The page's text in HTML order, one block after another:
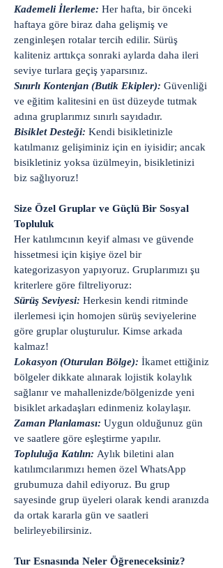
Kademeli İlerleme: Her hafta, bir önceki
haftaya göre biraz daha gelişmiş ve
zenginleşen rotalar tercih edilir. Sürüş
kaliteniz arttıkça sonraki aylarda daha ileri
seviye turlara geçiş yaparsınız.
Sınırlı Kontenjan (Butik Ekipler): Güvenliği
ve eğitim kalitesini en üst düzeyde tutmak
adına gruplarımız sınırlı sayıdadır.
Bisiklet Desteği: Kendi bisikletinizle
katılmanız gelişiminiz için en iyisidir; ancak
bisikletiniz yoksa üzülmeyin, bisikletinizi
biz sağlıyoruz!
Size Özel Gruplar ve Güçlü Bir Sosyal
Topluluk
Her katılımcının keyif alması ve güvende
hissetmesi için kişiye özel bir
kategorizasyon yapıyoruz. Gruplarımızı şu
kriterlere göre filtreliyoruz:
Sürüş Seviyesi: Herkesin kendi ritminde
ilerlemesi için homojen sürüş seviyelerine
göre gruplar oluşturulur. Kimse arkada
kalmaz!
Lokasyon (Oturulan Bölge): İkamet ettiğiniz
bölgeler dikkate alınarak lojistik kolaylık
sağlanır ve mahallenizde/bölgenizde yeni
bisiklet arkadaşları edinmeniz kolaylaşır.
Zaman Planlaması: Uygun olduğunuz gün
ve saatlere göre eşleştirme yapılır.
Topluluğa Katılın: Aylık biletini alan
katılımcılarımızı hemen özel WhatsApp
grubumuza dahil ediyoruz. Bu grup
sayesinde grup üyeleri olarak kendi aranızda
da ortak kararla gün ve saatleri
belirleyebilirsiniz.
Tur Esnasında Neler Öğreneceksiniz?